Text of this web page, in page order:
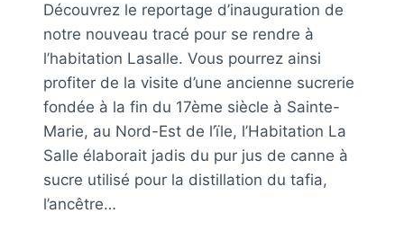
Découvrez le reportage d’inauguration de
notre nouveau tracé pour se rendre à
l’habitation Lasalle. Vous pourrez ainsi
profiter de la visite d’une ancienne sucrerie
fondée à la fin du 17ème siècle à Sainte-
Marie, au Nord-Est de l’ïle, l’Habitation La
Salle élaborait jadis du pur jus de canne à
sucre utilisé pour la distillation du tafia,
l’ancêtre…